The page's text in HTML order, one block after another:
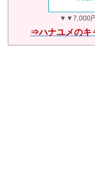
▼▼7,000
⇒ハナユメのキ